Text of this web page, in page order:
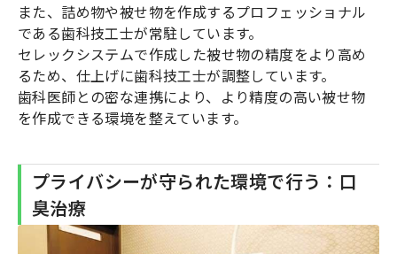
また、詰め物や被せ物を作成するプロフェッショナル
である歯科技工士が常駐しています。
セレックシステムで作成した被せ物の精度をより高め
るため、仕上げに歯科技工士が調整しています。
歯科医師との密な連携により、より精度の高い被せ物
を作成できる環境を整えています。
プライバシーが守られた環境で行う：口
臭治療